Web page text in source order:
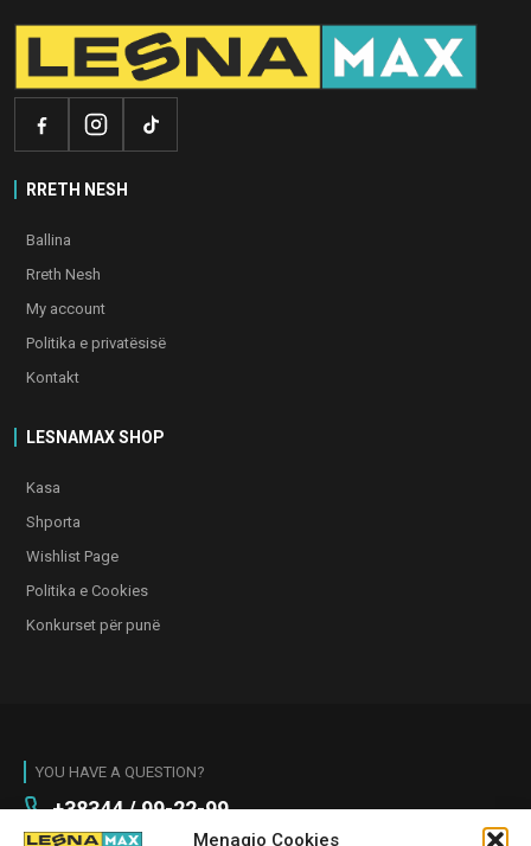
Menagjo Cookies
RRETH NESH
Ballina
Rreth Nesh
My account
Politika e privatësisë
Kontakt
LESNAMAX SHOP
Kasa
Shporta
Wishlist Page
Politika e Cookies
Konkurset për punë
YOU HAVE A QUESTION?
+38344 / 99-22-99